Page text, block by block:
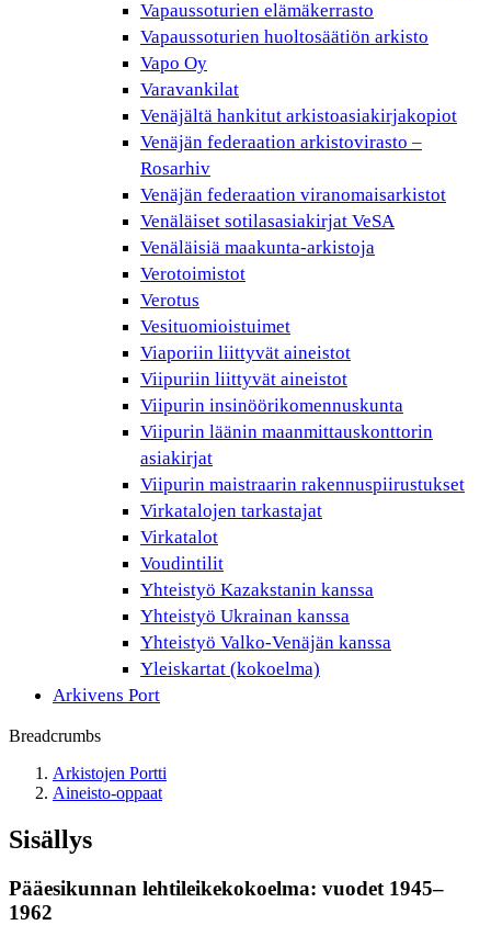
Vapaussoturien elämäkerrasto
Vapaussoturien huoltosäätiön arkisto
Vapo Oy
Varavankilat
Venäjältä hankitut arkistoasiakirjakopiot
Venäjän federaation arkistovirasto –
Rosarhiv
Venäjän federaation viranomaisarkistot
Venäläiset sotilasasiakirjat VeSA
Venäläisiä maakunta-arkistoja
Verotoimistot
Verotus
Vesituomioistuimet
Viaporiin liittyvät aineistot
Viipuriin liittyvät aineistot
Viipurin insinöörikomennuskunta
Viipurin läänin maanmittauskonttorin
asiakirjat
Viipurin maistraarin rakennuspiirustukset
Virkatalojen tarkastajat
Virkatalot
Voudintilit
Yhteistyö Kazakstanin kanssa
Yhteistyö Ukrainan kanssa
Yhteistyö Valko-Venäjän kanssa
Yleiskartat (kokoelma)
Arkivens Port
Breadcrumbs
Arkistojen Portti
Aineisto-oppaat
Sisällys
Pääesikunnan lehtileikekokoelma: vuodet 1945–
1962